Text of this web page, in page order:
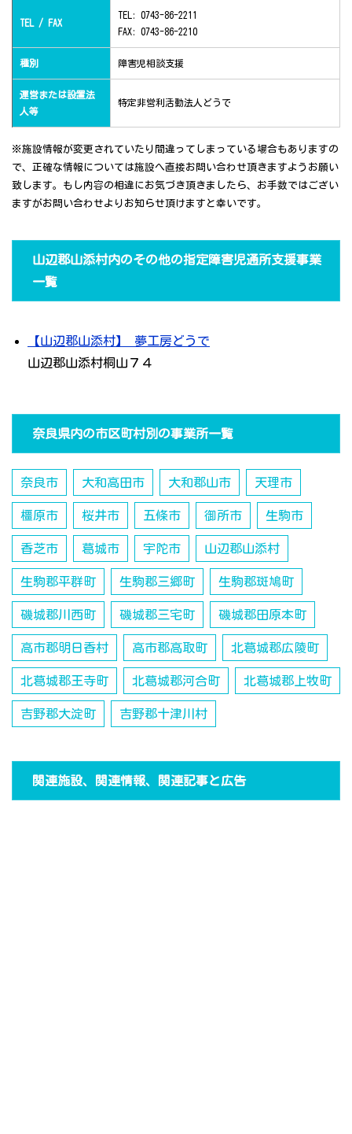
TEL / FAX
TEL: 0743-86-2211
FAX: 0743-86-2210
種別 障害児相談支援
運営または設置法
人等
特定非営利活動法人どうで
※施設情報が変更されていたり間違ってしまっている場合もありますの
で、正確な情報については施設へ直接お問い合わせ頂きますようお願い
致します。もし内容の相違にお気づき頂きましたら、お手数ではござい
ますがお問い合わせよりお知らせ頂けますと幸いです。
山辺郡山添村内のその他の指定障害児通所支援事業
一覧
【山辺郡山添村】 夢工房どうで
山辺郡山添村桐山７４
奈良県内の市区町村別の事業所一覧
奈良市 大和高田市 大和郡山市 天理市
橿原市 桜井市 五條市 御所市 生駒市
香芝市 葛城市 宇陀市 山辺郡山添村
生駒郡平群町 生駒郡三郷町 生駒郡斑鳩町
磯城郡川西町 磯城郡三宅町 磯城郡田原本町
高市郡明日香村 高市郡高取町 北葛城郡広陵町
北葛城郡王寺町 北葛城郡河合町 北葛城郡上牧町
吉野郡大淀町 吉野郡十津川村
関連施設、関連情報、関連記事と広告